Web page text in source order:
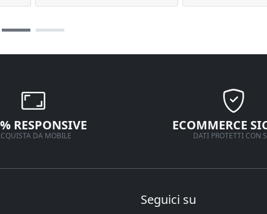
RESPONSIVE
DA MOBILE
ECOMMERCE
DATI PROTETTI CON
Seguici su